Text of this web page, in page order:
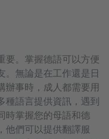
要。掌握德語可以方便
。無論是在工作還是日
辦事時，成人都需要用
種語言提供資訊，遇到
時掌握您的母語和德
他們可以提供翻譯服